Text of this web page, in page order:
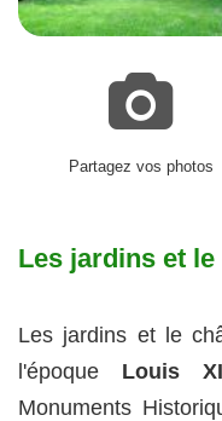
Partagez vos photos
Les jardins et
Les jardins et le
l'époque Louis
Monuments